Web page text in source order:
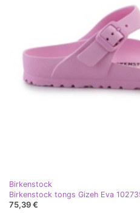
Birkenstock
Birkenstock tongs Gizeh Eva
75,39 €